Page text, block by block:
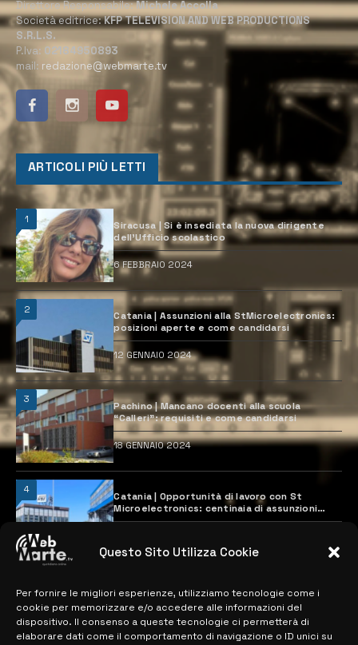
Questo Sito Utilizza Cookie
Per fornire le migliori esperienze, utilizziamo tecnologie come i
cookie per memorizzare e/o accedere alle informazioni del
dispositivo. Il consenso a queste tecnologie ci permetterà di
elaborare dati come il comportamento di navigazione o ID unici su
Direttore Responsabile:Michele Accolla
Società editrice:KFP TELEVISION AND WEB PRODUCTIONS
S.R.L.S.
P.Iva: 02184950893
mail: redazione@webmarte.tv
ARTICOLI PIÙ LETTI
1
Siracusa | Si è insediata la nuova dirigente
dell’Ufficio scolastico
6 FEBBRAIO 2024
2
Catania | Assunzioni alla StMicroelectronics:
posizioni aperte e come candidarsi
12 GENNAIO 2024
3
Pachino | Mancano docenti alla scuola
“Calleri”: requisiti e come candidarsi
18 GENNAIO 2024
4
Catania | Opportunità di lavoro con St
Microelectronics: centinaia di assunzioni
previste
MAPPA DEL SITO
> NOTIZIE